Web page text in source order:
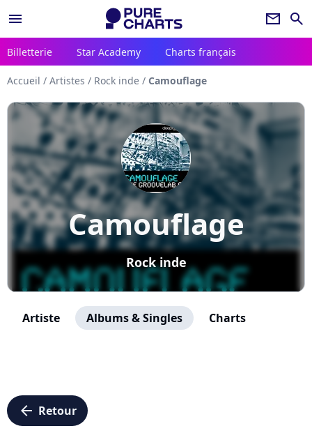
menu newsletter search
Billetterie Star Academy Charts français
Accueil / Artistes / Rock inde / Camouflage
Camouflage
Rock inde
Artiste Albums & Singles Charts
arrow_left Retour